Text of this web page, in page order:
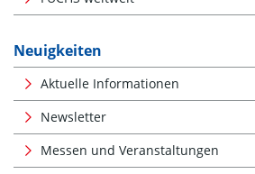
Neuigkeiten
Aktuelle Informationen
Newsletter
Messen und Veranstaltungen